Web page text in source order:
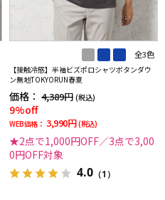
全3色
【接触冷感】半袖ビズポロシャツボタンダウ
ン無地TOKYORUN春夏
価格： 4,389円 (税込)
9%off
WEB価格： 3,990円 (税込)
★2点で1,000円OFF／3点で3,00
0円OFF対象
4.0 （1）